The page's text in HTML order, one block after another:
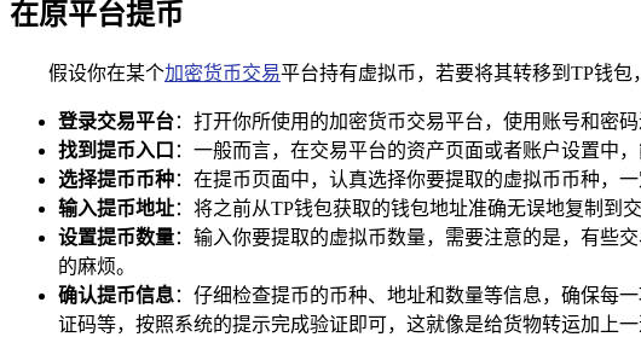
在原平台提币
假设你在某个加密货币交易平台持有虚拟币，若要将其转移到TP钱包
登录交易平台：打开你所使用的加密货币交易平台，使用账号和密
找到提币入口 ：一般而言，在交易平台的资产页面或者账户设置中
选择提币币种：在提币页面中，认真选择你要提取的虚拟币币种，
输入提币地址：将之前从TP钱包获取的钱包地址准确无误地复制到
设置提币数量：输入你要提取的虚拟币数量，需要注意的是，有些
的麻烦。
确认提币信息：仔细检查提币的币种、地址和数量等信息，确保每
证码等，按照系统的提示完成验证即可，这就像是给货物转运加上一